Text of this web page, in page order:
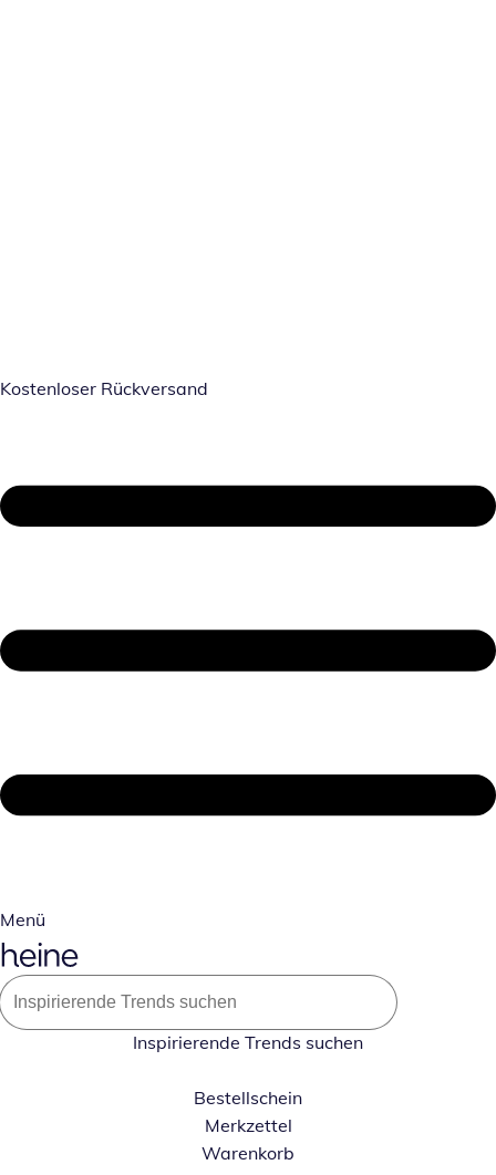
Kostenloser Rückversand
Menü
Inspirierende Trends suchen
Bestellschein
Merkzettel
Warenkorb